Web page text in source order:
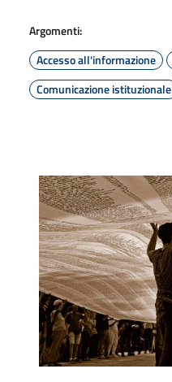
Argomenti:
Accesso all'informazione
Comunicazione istituzionale